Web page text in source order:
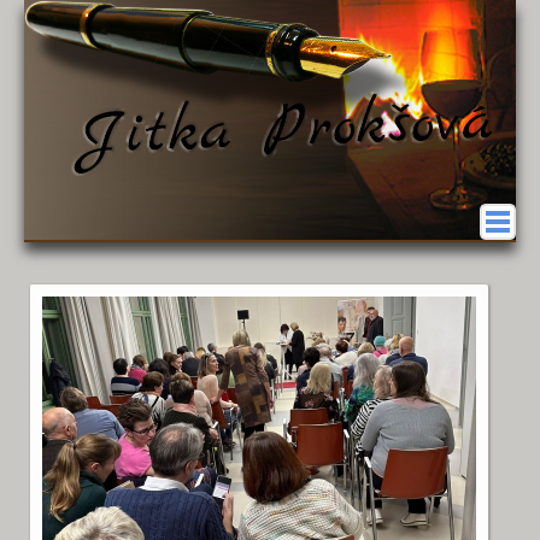
O autorce
Aktuality
Bibliografie
Romány
Povídky
Recenze